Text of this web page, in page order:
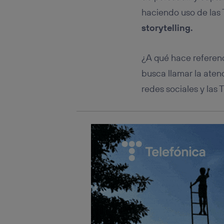
haciendo uso de
storytelling.
¿A qué hace
busca llamar la
redes sociales y las
conecte
hayan
Puedes
Para